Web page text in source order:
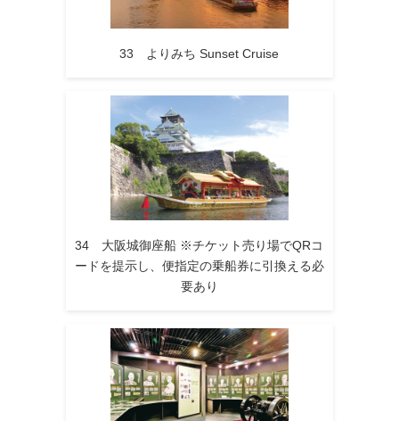
33 よりみち Sunset Cruise
34 大阪城御座船 ※チケット売り場でQRコ
ードを提示し、便指定の乗船券に引換える必
要あり